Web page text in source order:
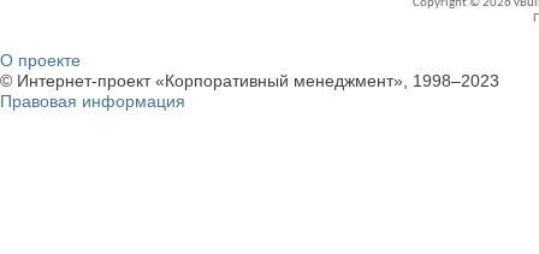
Copyright © 2026
О проекте
© Интернет-проект «Корпоративный менеджмент», 1998–2023
Правовая информация